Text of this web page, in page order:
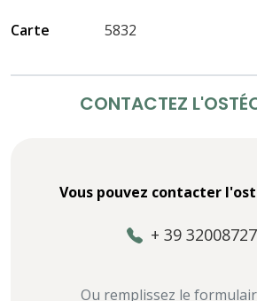
Carte 5832
CONTACTEZ
Vous pouvez contacter
+ 39
Ou remplissez le